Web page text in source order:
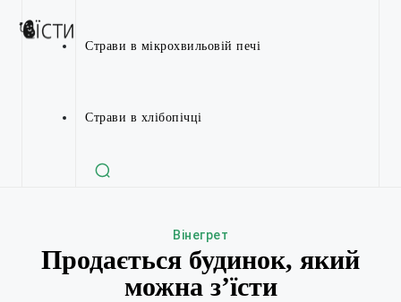
Страви в мікрохвильовій печі
Страви в хлібопічці
Вінегрет
Продається будинок, який
можна з’їсти